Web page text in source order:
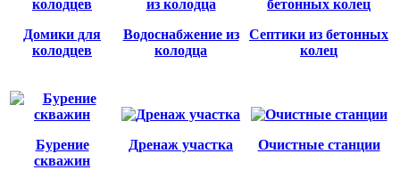
Домики для
колодцев
Водоснабжение из
колодца
Септики из бетонных
колец
Бурение
скважин
Дренаж участка Очистные станции